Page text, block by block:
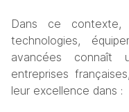
Dans ce contexte,
technologies,
avancées connaît
entreprises
leur excellence dans :